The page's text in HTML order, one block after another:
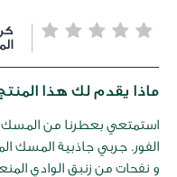
تخطي
بداية
معرضماذا يقدم لك هذا
استمتعي بعطرنا من المسك
الفور. جربي جاذبية المسك
و نفحات من زنبق الوادي